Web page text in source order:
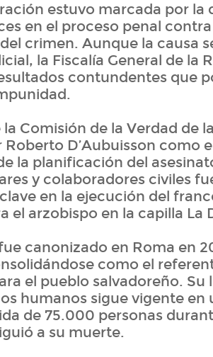
estuvo marcada por la
en el proceso penal
crimen. Aunque la causa
la Fiscalía General de la
contundentes que
Comisión de la Verdad de
Roberto D’Aubuisson como
la planificación del
y colaboradores civiles
en la ejecución del
el arzobispo en la capilla La
canonizado en Roma en
como el
el pueblo salvadoreño. Su
humanos sigue vigente en
de 75.000 personas
a su muerte.